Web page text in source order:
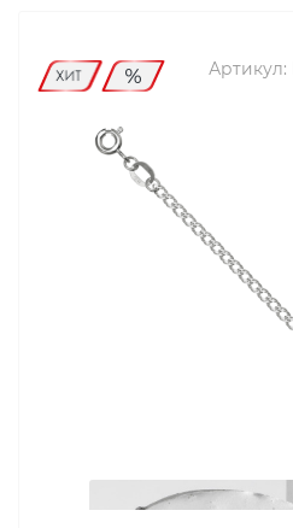
Артикул: